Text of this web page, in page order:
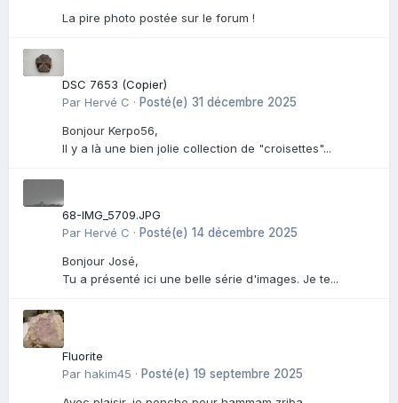
La pire photo postée sur le forum !
DSC 7653 (Copier)
Par Hervé C · Posté(e) 31 décembre 2025
Bonjour Kerpo56,
Il y a là une bien jolie collection de "croisettes"...
68-IMG_5709.JPG
Par Hervé C · Posté(e) 14 décembre 2025
Bonjour José,
Tu a présenté ici une belle série d'images. Je te...
Fluorite
Par hakim45 · Posté(e) 19 septembre 2025